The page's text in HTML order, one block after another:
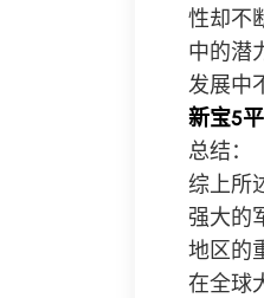
性却不
中的潜
发展中
新宝5
总结：
综上所
强大的
地区的
在全球